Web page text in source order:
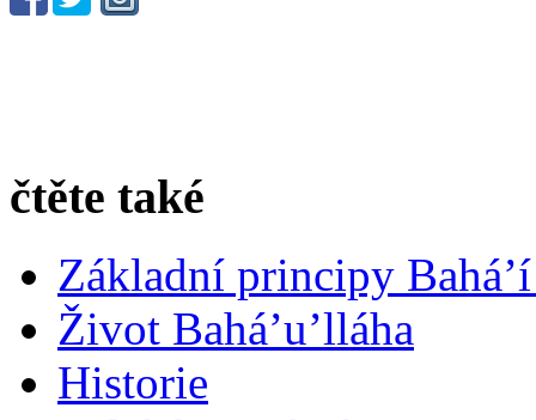
čtěte také
Základní principy
Život Bahá’u’lláha
Historie